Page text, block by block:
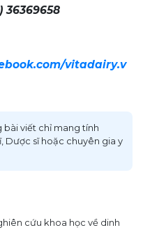
36369658
vitadairy.v
bài viết chỉ mang tính
Dược sĩ hoặc chuyên gia y
cứu khoa học về dinh